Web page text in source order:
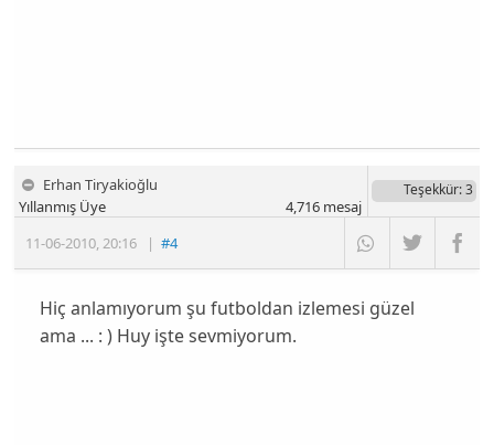
Erhan Tiryakioğlu
11-06-2010,20:16 |#4
Yıllanmış Üye
Teşekkür: 3
4,716mesaj
Hiç anlamıyorum şu futboldan izlemesi güzel
ama ... : ) Huy işte sevmiyorum.